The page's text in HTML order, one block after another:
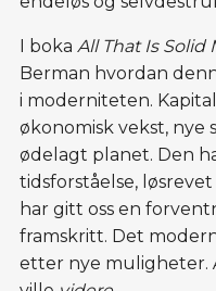
I boka All That Is Solid
Berman hvordan
i moderniteten.
økonomisk vekst, nye
ødelagt planet. Den
tidsforståelse,
har gitt oss en
framskritt. Det
etter nye muligheter.